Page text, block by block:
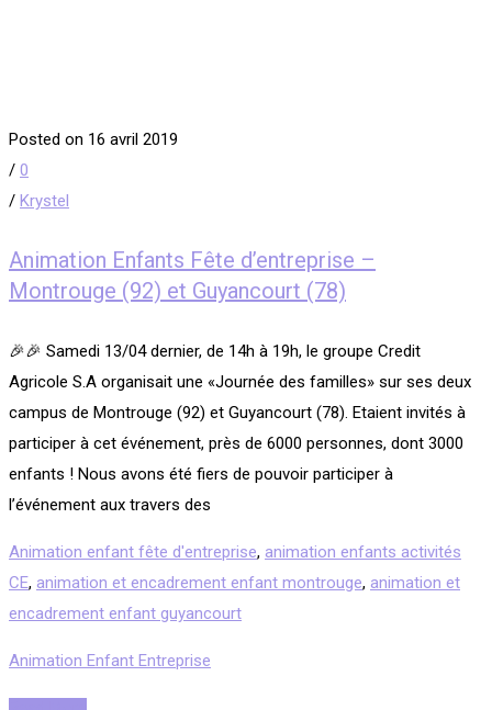
Posted on 16 avril 2019
/ 0
/ Krystel
Animation Enfants Fête d’entreprise –
Montrouge (92) et Guyancourt (78)
🎉🎉 Samedi 13/04 dernier, de 14h à 19h, le groupe Credit
Agricole S.A organisait une «Journée des familles» sur ses deux
campus de Montrouge (92) et Guyancourt (78). Etaient invités à
participer à cet événement, près de 6000 personnes, dont 3000
enfants ! Nous avons été fiers de pouvoir participer à
l’événement aux travers des
Animation enfant fête d'entreprise, animation enfants activités
CE, animation et encadrement enfant montrouge, animation et
encadrement enfant guyancourt
Animation Enfant Entreprise